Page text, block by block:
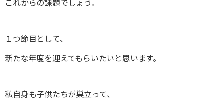
これからの課題でしょう。
１つ節目として、
新たな年度を迎えてもらいたいと思います。
私自身も子供たちが巣立って、